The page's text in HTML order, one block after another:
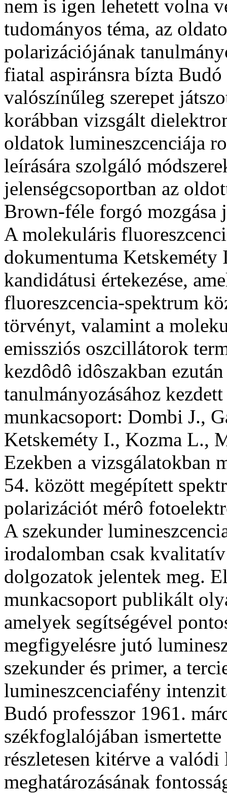
nem is igen lehetett volna
tudományos téma, az
polarizációjának
fiatal aspiránsra bízta Budó
valószínűleg szerepet
korábban vizsgált
oldatok lumineszcenciája
leírására szolgáló
jelenségcsoportban az
Brown-féle forgó mozgása
A molekuláris
dokumentuma Ketskeméty
kandidátusi értekezése,
fluoreszcencia-spektrum
törvényt, valamint a
emissziós oszcillátorok
kezdôdô idôszakban
tanulmányozásához
munkacsoport: Dombi J.,
Ketskeméty I., Kozma L.,
Ezekben a vizsgálatokban
54. között megépített
polarizációt mérô
A szekunder
irodalomban csak
dolgozatok jelentek meg.
munkacsoport publikált
amelyek segítségével
megfigyelésre jutó
szekunder és primer, a
lumineszcenciafény
Budó professzor 1961.
székfoglalójában
részletesen kitérve a
meghatározásának